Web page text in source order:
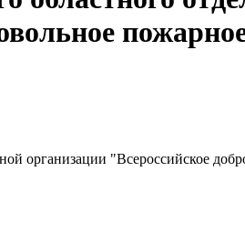
организации "Всероссийское